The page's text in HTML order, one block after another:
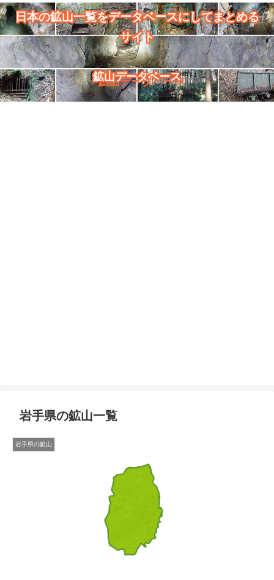
日本の鉱山一覧をデータベースにしてまとめる
サイト
鉱山データベース
岩手県の鉱山一覧
岩手県の鉱山